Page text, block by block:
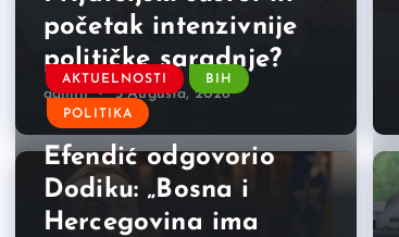
početak intenzivnije
političke saradnje?
admin 5 Augusta, 2026
AKTUELNOSTI BIH
POLITIKA
Efendić odgovorio
Dodiku: „Bosna i
Hercegovina ima